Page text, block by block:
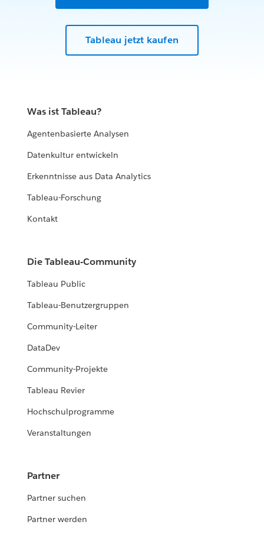
Tableau jetzt kaufen
Was ist Tableau?
Agentenbasierte Analysen
Datenkultur entwickeln
Erkenntnisse aus Data Analytics
Tableau-Forschung
Kontakt
Die Tableau-Community
Tableau Public
Tableau-Benutzergruppen
Community-Leiter
DataDev
Community-Projekte
Tableau Revier
Hochschulprogramme
Veranstaltungen
Partner
Partner suchen
Partner werden